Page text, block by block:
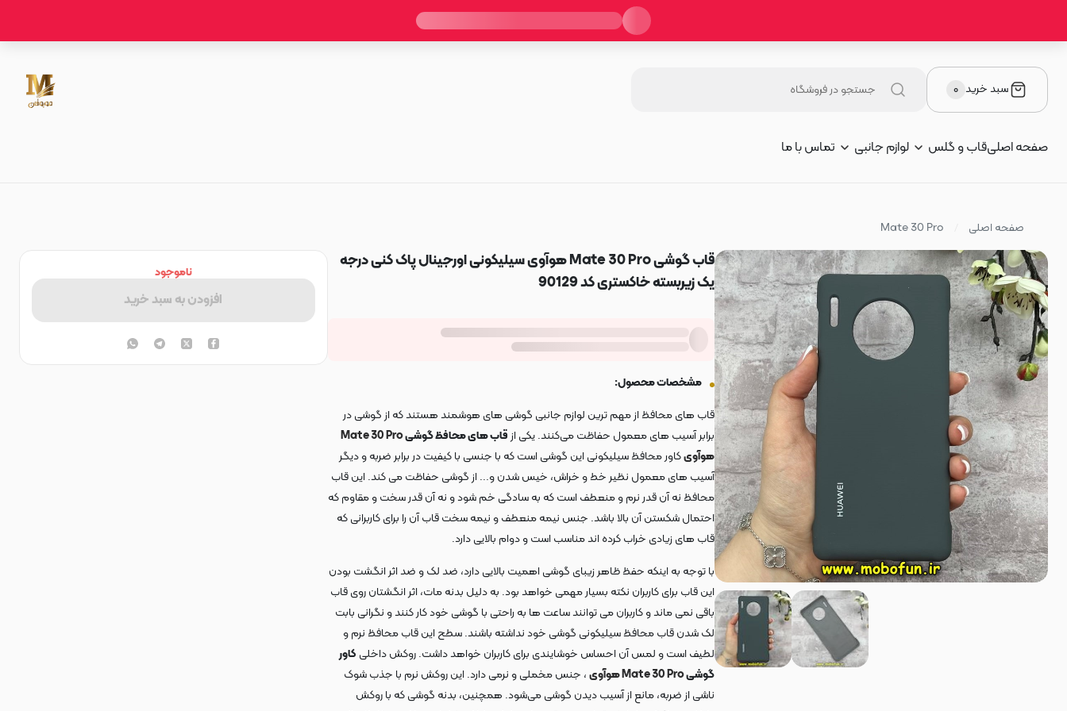
سبد خرید ۰
صفحه اصلیقاب و گلس لوازم جانبی تماس با ما
صفحه اصلی Mate 30 Pro
قاب گوشی Mate 30 Pro هوآوی سیلیکونی اورجینال پاک کنی درجه
یک زیربسته خاکستری کد 90129
مشخصات محصول:
قاب های محافظ از مهم ترین لوازم جانبی گوشی های هوشمند هستند که از گوشی در
برابر آسیب های معمول حفاظت می‌کنند. یکی از قاب های محافظ گوشیMate 30 Pro
هوآویکاور محافظ سیلیکونی این گوشی است که با جنسی با کیفیت در برابر ضربه و دیگر
آسیب های معمول نظیر خط و خراش، خیس شدن و... از گوشی حفاظت می کند. این قاب
محافظ نه آن قدر نرم و منعطف است که به سادگی خم شود و نه آن قدر سخت و مقاوم که
احتمال شکستن آن بالا باشد. جنس نیمه منعطف و نیمه سخت قاب آن را برای کاربرانی که
قاب های زیادی خراب کرده اند مناسب است و دوام بالایی دارد.
با توجه به اینکه حفظ ظاهر زیبای گوشی اهمیت بالایی دارد، ضد لک و ضد اثر انگشت بودن
این قاب برای کاربران نکته بسیار مهمی خواهد بود. به دلیل بدنه مات، اثر انگشتان روی قاب
باقی نمی ماند و کاربران می توانند ساعت ها به راحتی با گوشی خود کار کنند و نگرانی بابت
لک شدن قاب محافظ سیلیکونی گوشی خود نداشته باشند. سطح این قاب محافظ نرم و
لطیف است و لمس آن احساس خوشایندی برای کاربران خواهد داشت. روکش داخلی کاور
گوشیMate 30 Proهوآوی، جنس مخملی و نرمی دارد. این روکش نرم با جذب شوک
ناشی از ضربه، مانع از آسیب دیدن گوشی می‌شود. همچنین، بدنه گوشی که با روکش
ناموجود
افزودن به سبد خرید